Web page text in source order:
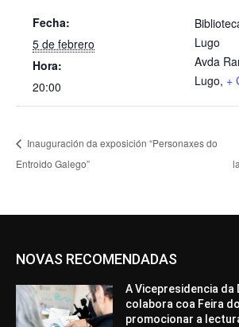
Fecha:
5 de febrero
Hora:
20:00
Lugo
Avda
Lugo, +
Inauguración da exposición “Personaxes do
Entroido Galego”
NOVAS RECOMENDADAS
A Vicepresidencia da
colabora coa Feira
promocionar a